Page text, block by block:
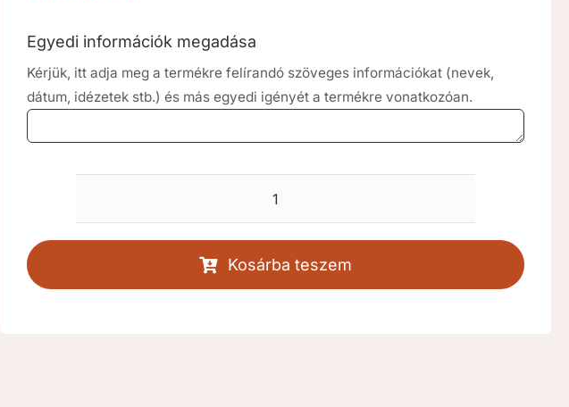
Egyedi információk megadása
Kérjük, itt adja meg a termékre felírandó szöveges információkat (nevek,
dátum, idézetek stb.) és más egyedi igényét a termékre vonatkozóan.
Maciölelés
gyertya
[RKD059]
Kosárba teszem